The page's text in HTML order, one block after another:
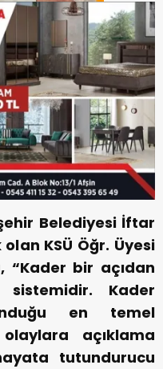
Belediyesi İftar
KSÜ Öğr. Üyesi
“Kader bir açıdan
Kader
en temel
açıklama
tutundurucu